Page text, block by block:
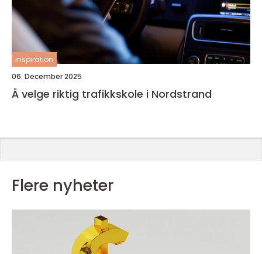
inspiration
06. December 2025
Å velge riktig trafikkskole i Nordstrand
Flere nyheter